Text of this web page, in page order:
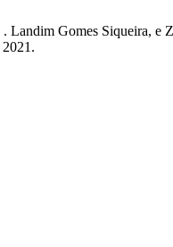
Gomes Siqueira, e